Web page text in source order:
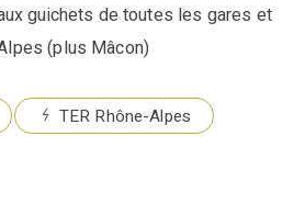
guichets de toutes les gares et
(plus Mâcon)
TER Rhône-Alpes